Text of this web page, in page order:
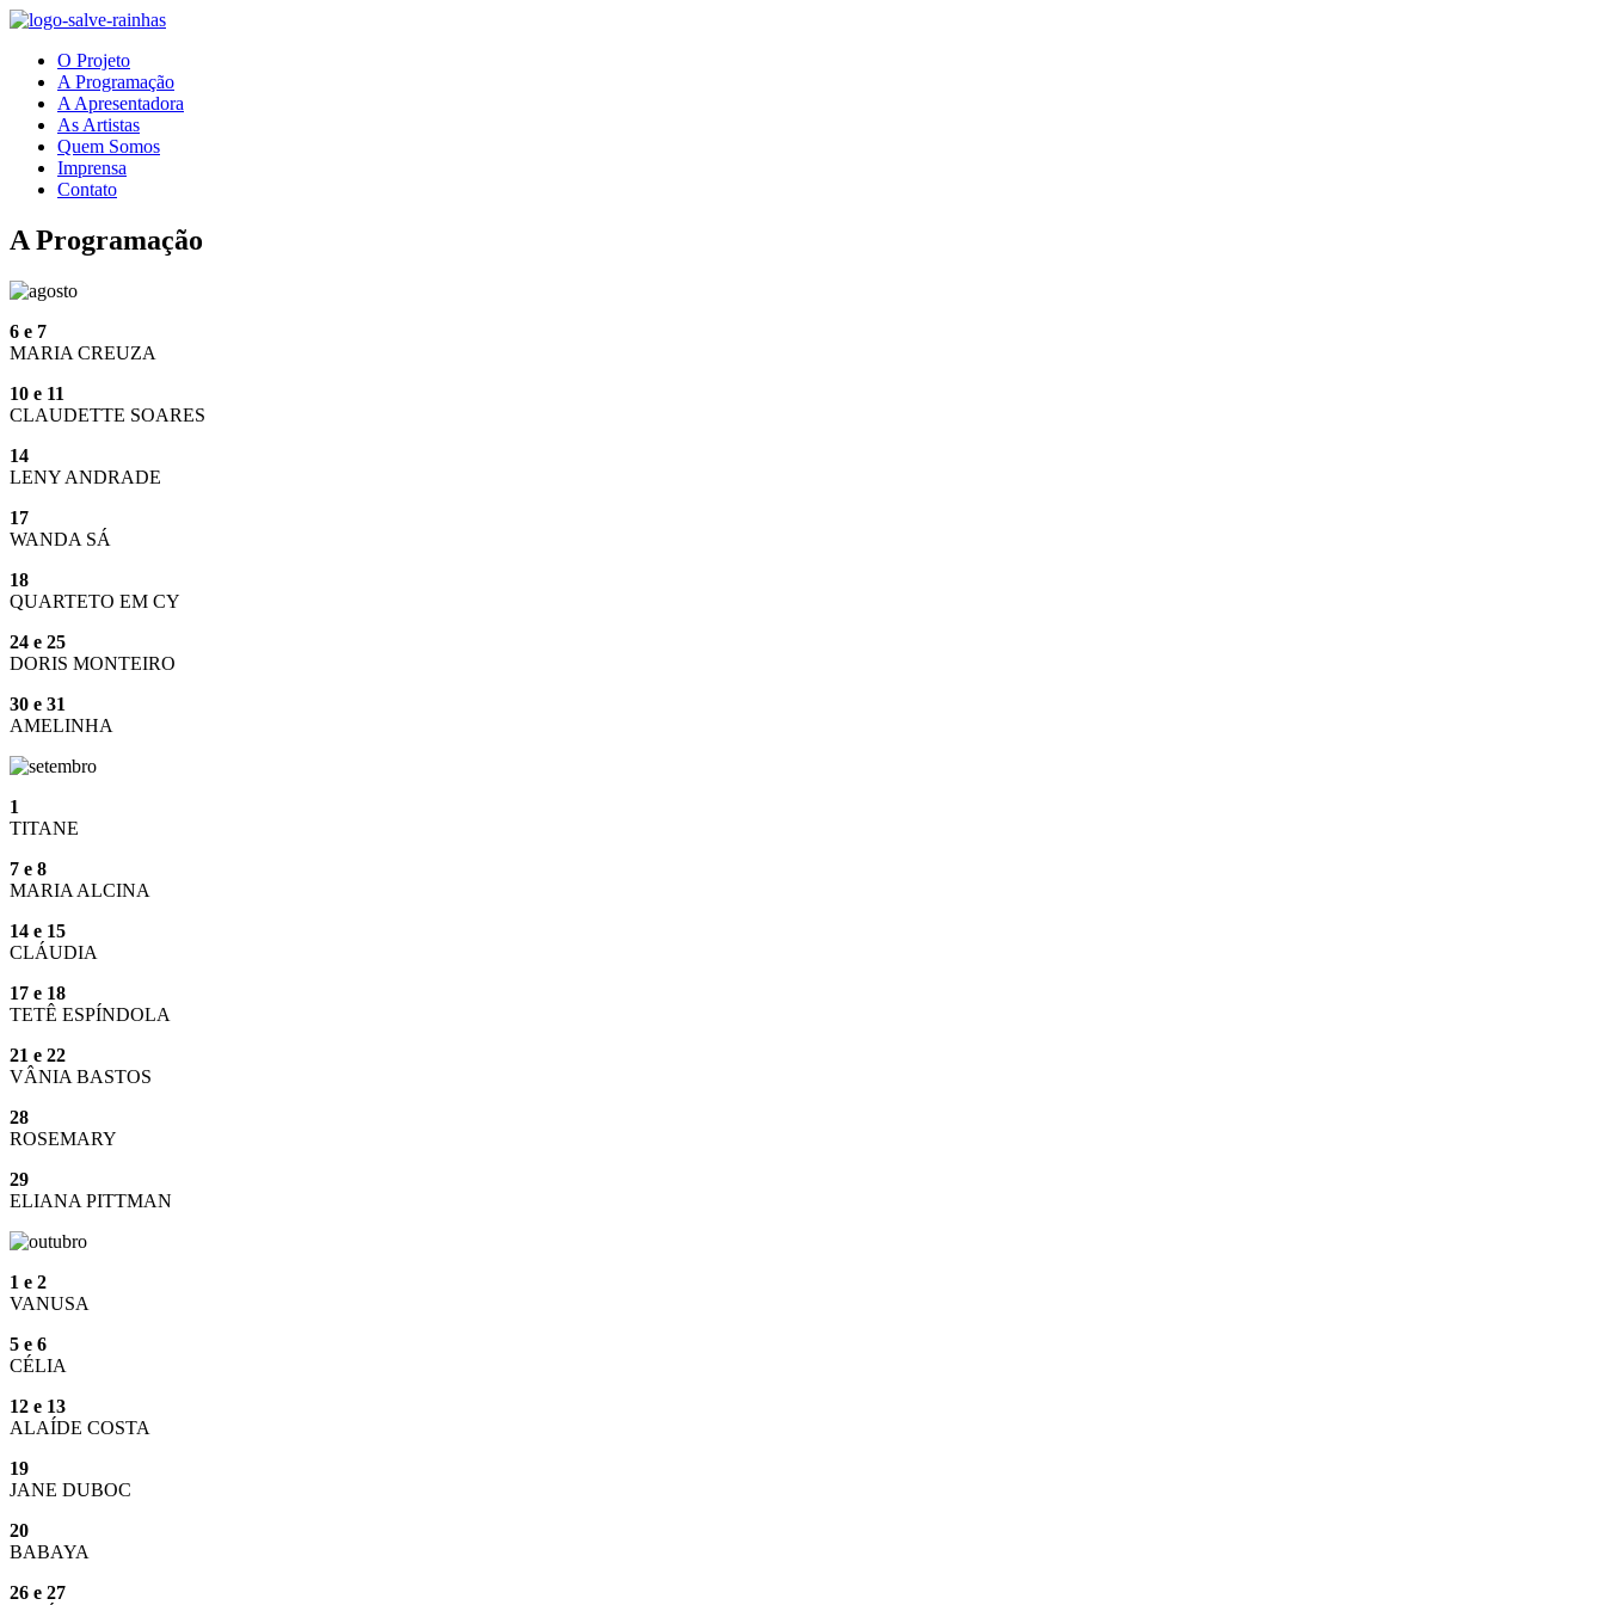
O Projeto
A Programação
A Apresentadora
As Artistas
Quem Somos
Imprensa
Contato
A Programação
6 e 7
MARIA CREUZA
10 e 11
CLAUDETTE SOARES
14
LENY ANDRADE
17
WANDA SÁ
18
QUARTETO EM CY
24 e 25
DORIS MONTEIRO
30 e 31
AMELINHA
1
TITANE
7 e 8
MARIA ALCINA
14 e 15
CLÁUDIA
17 e 18
TETÊ ESPÍNDOLA
21 e 22
VÂNIA BASTOS
28
ROSEMARY
29
ELIANA PITTMAN
1 e 2
VANUSA
5 e 6
CÉLIA
12 e 13
ALAÍDE COSTA
19
JANE DUBOC
20
BABAYA
26 e 27